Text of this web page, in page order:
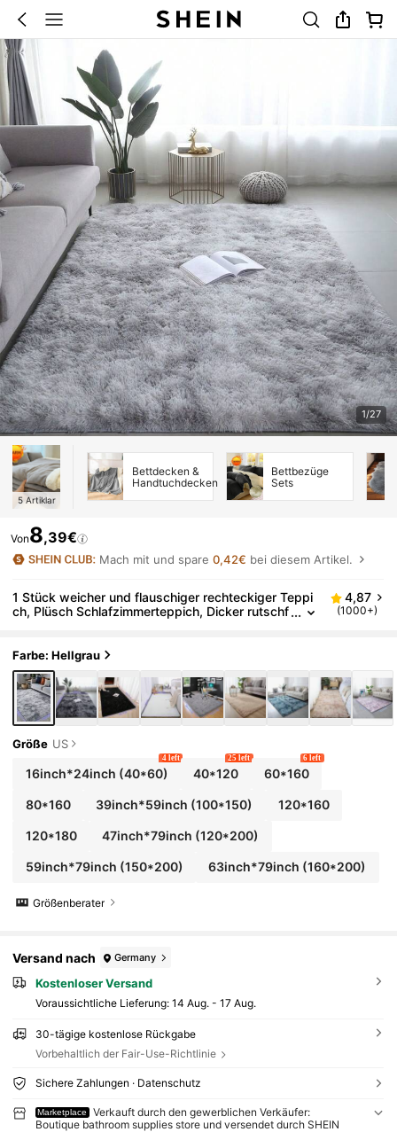
1/27
5 Artiklar
Bettdecken &
Handtuchdecken
Bettbezüge
Sets
Von8,39€
Mach mit und spare0,42€ bei diesem Artikel.
1 Stück weicher und flauschiger rechteckiger Teppi
ch, Plüsch Schlafzimmerteppich, Dicker rutschf
4,87
(1000+)
Farbe: Hellgrau
Größe US
16inch*24inch (40*60)
4 left
40*120
25 left
60*160
6 left
80*160 39inch*59inch (100*150) 120*160
120*180 47inch*79inch (120*200)
59inch*79inch (150*200) 63inch*79inch (160*200)
Größenberater
Versand nach Germany
Kostenloser Versand
Voraussichtliche Lieferung: 14 Aug. - 17 Aug.
30-tägige kostenlose Rückgabe
Vorbehaltlich der Fair-Use-Richtlinie
Sichere Zahlungen · Datenschutz
Marketplace
Verkauft durch den gewerblichen Verkäufer:
Boutique bathroom supplies store und versendet durch SHEIN